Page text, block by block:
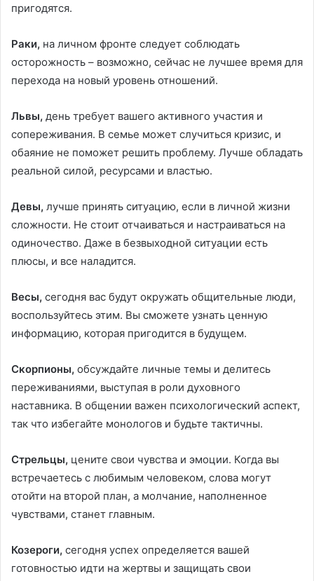
пригодятся.
Раки, на личном фронте следует соблюдать
осторожность – возможно, сейчас не лучшее время для
перехода на новый уровень отношений.
Львы, день требует вашего активного участия и
сопереживания. В семье может случиться кризис, и
обаяние не поможет решить проблему. Лучше обладать
реальной силой, ресурсами и властью.
Девы, лучше принять ситуацию, если в личной жизни
сложности. Не стоит отчаиваться и настраиваться на
одиночество. Даже в безвыходной ситуации есть
плюсы, и все наладится.
Весы, сегодня вас будут окружать общительные люди,
воспользуйтесь этим. Вы сможете узнать ценную
информацию, которая пригодится в будущем.
Скорпионы, обсуждайте личные темы и делитесь
переживаниями, выступая в роли духовного
наставника. В общении важен психологический аспект,
так что избегайте монологов и будьте тактичны.
Стрельцы, цените свои чувства и эмоции. Когда вы
встречаетесь с любимым человеком, слова могут
отойти на второй план, а молчание, наполненное
чувствами, станет главным.
Козероги, сегодня успех определяется вашей
готовностью идти на жертвы и защищать свои